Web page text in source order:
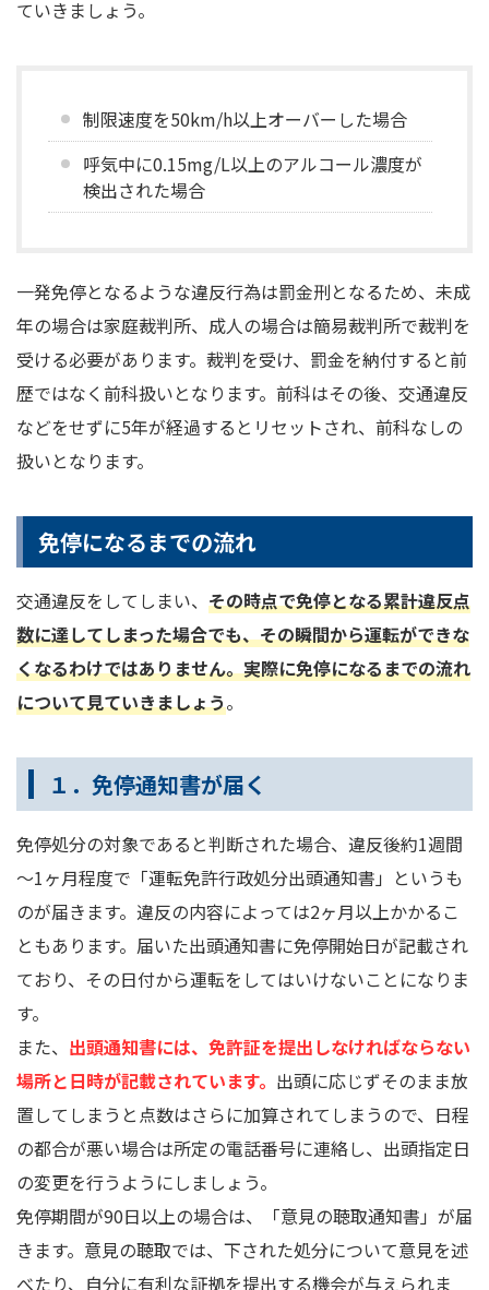
ていきましょう。
制限速度を50km/h以上オーバーした場合
呼気中に0.15mg/L以上のアルコール濃度が
検出された場合
一発免停となるような違反行為は罰金刑となるため、未成
年の場合は家庭裁判所、成人の場合は簡易裁判所で裁判を
受ける必要があります。裁判を受け、罰金を納付すると前
歴ではなく前科扱いとなります。前科はその後、交通違反
などをせずに5年が経過するとリセットされ、前科なしの
扱いとなります。
免停になるまでの流れ
交通違反をしてしまい、 その時点で免停となる累計違反点
数に達してしまった場合でも、その瞬間から運転ができな
くなるわけではありません。実際に免停になるまでの流れ
について見ていきましょう。
１．免停通知書が届く
免停処分の対象であると判断された場合、違反後約1週間
～1ヶ月程度で「運転免許行政処分出頭通知書」というも
のが届きます。違反の内容によっては2ヶ月以上かかるこ
ともあります。届いた出頭通知書に免停開始日が記載され
ており、その日付から運転をしてはいけないことになりま
す。
また、 出頭通知書には、免許証を提出しなければならない
場所と日時が記載されています。 出頭に応じずそのまま放
置してしまうと点数はさらに加算されてしまうので、日程
の都合が悪い場合は所定の電話番号に連絡し、出頭指定日
の変更を行うようにしましょう。
免停期間が90日以上の場合は、「意見の聴取通知書」が届
きます。意見の聴取では、下された処分について意見を述
べたり、自分に有利な証拠を提出する機会が与えられま